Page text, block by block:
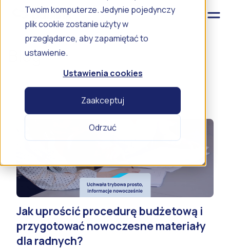
Twoim komputerze. Jedynie pojedynczy
plik cookie zostanie użyty w
przeglądarce, aby zapamiętać to
ustawienie.
Ustawienia cookies
Zaakceptuj
Odrzuć
Blog
Jak uprościć procedurę budżetową i
przygotować nowoczesne materiały
dla radnych?